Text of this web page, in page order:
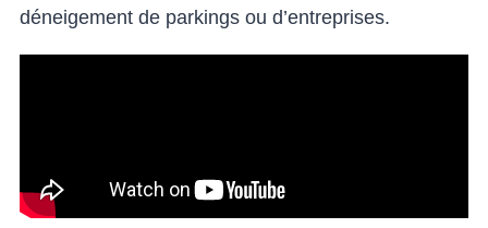
déneigement de parkings ou d’entreprises.